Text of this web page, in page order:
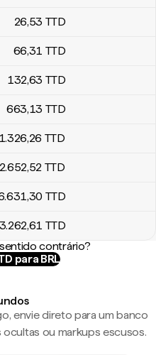
26,53 TTD
66,31 TTD
132,63 TTD
663,13 TTD
1.326,26 TTD
2.652,52 TTD
,30 TTD
,61 TTD
contrário?
para BRL
envie direto para um banco
ocultas ou markups escusos.